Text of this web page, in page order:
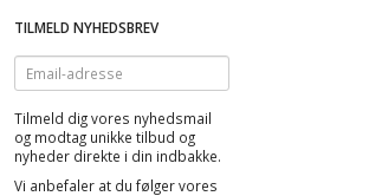
TILMELD NYHEDSBREV
Email-
adresse
Tilmeld dig vores nyhedsmail
og modtag unikke tilbud og
nyheder direkte i din indbakke.
Vi anbefaler at du følger vores